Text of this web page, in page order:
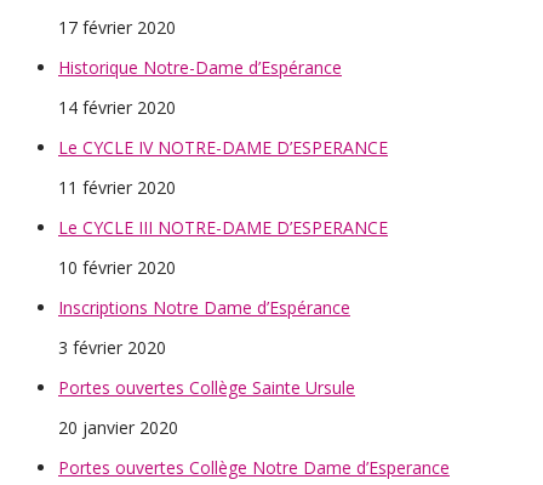
17 février 2020
Historique Notre-Dame d’Espérance
14 février 2020
Le CYCLE IV NOTRE-DAME D’ESPERANCE
11 février 2020
Le CYCLE III NOTRE-DAME D’ESPERANCE
10 février 2020
Inscriptions Notre Dame d’Espérance
3 février 2020
Portes ouvertes Collège Sainte Ursule
20 janvier 2020
Portes ouvertes Collège Notre Dame d’Esperance